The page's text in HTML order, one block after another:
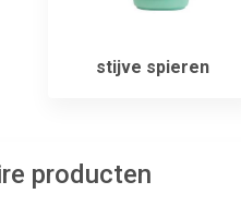
stijve spieren
producten